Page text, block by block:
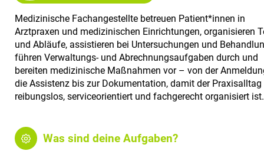
Medizinische Fachangestellte betreuen Patient*innen in
Arztpraxen und medizinischen Einrichtungen, organisieren
und Abläufe, assistieren bei Untersuchungen und
führen Verwaltungs- und Abrechnungsaufgaben durch und
bereiten medizinische Maßnahmen vor – von der
die Assistenz bis zur Dokumentation, damit der Praxisalltag
reibungslos, serviceorientiert und fachgerecht organisiert ist.
Was sind deine Aufgaben?